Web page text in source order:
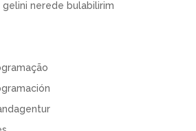
gelini nerede bulabilirim